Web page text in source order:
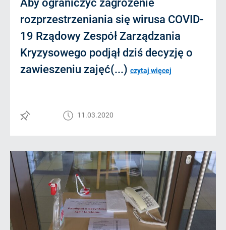
Aby ograniczyć zagrożenie
rozprzestrzeniania się wirusa COVID-
19 Rządowy Zespół Zarządzania
Kryzysowego podjął dziś decyzję o
zawieszeniu zajęć(...) czytaj więcej
11.03.2020